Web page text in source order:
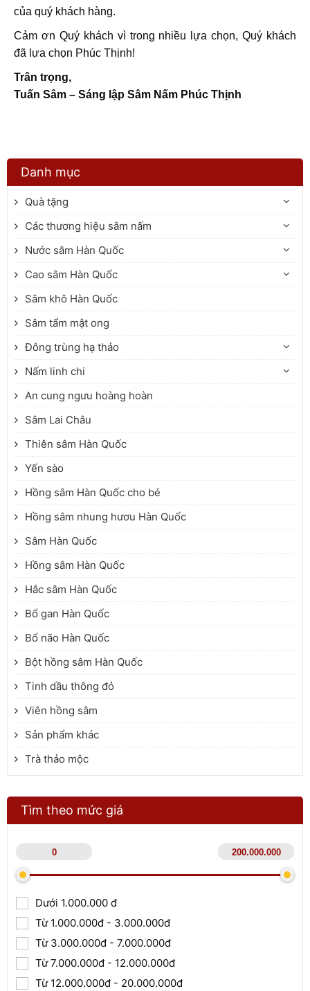
của quý khách hàng.
Cảm ơn Quý khách vì trong nhiều lựa chọn, Quý khách
đã lựa chọn Phúc Thịnh!
Trân trọng,
Tuấn Sâm – Sáng lập Sâm Nấm Phúc Thịnh
Danh mục
Quà tặng
Các thương hiệu sâm nấm
Nước sâm Hàn Quốc
Cao sâm Hàn Quốc
Sâm khô Hàn Quốc
Sâm tẩm mật ong
Đông trùng hạ thảo
Nấm linh chi
An cung ngưu hoàng hoàn
Sâm Lai Châu
Thiên sâm Hàn Quốc
Yến sào
Hồng sâm Hàn Quốc cho bé
Hồng sâm nhung hươu Hàn Quốc
Sâm Hàn Quốc
Hồng sâm Hàn Quốc
Hắc sâm Hàn Quốc
Bổ gan Hàn Quốc
Bổ não Hàn Quốc
Bột hồng sâm Hàn Quốc
Tinh dầu thông đỏ
Viên hồng sâm
Sản phẩm khác
Trà thảo mộc
Tìm theo mức giá
Dưới 1.000.000 đ
Từ 1.000.000đ - 3.000.000đ
Từ 3.000.000đ - 7.000.000đ
Từ 7.000.000đ - 12.000.000đ
Từ 12.000.000đ - 20.000.000đ